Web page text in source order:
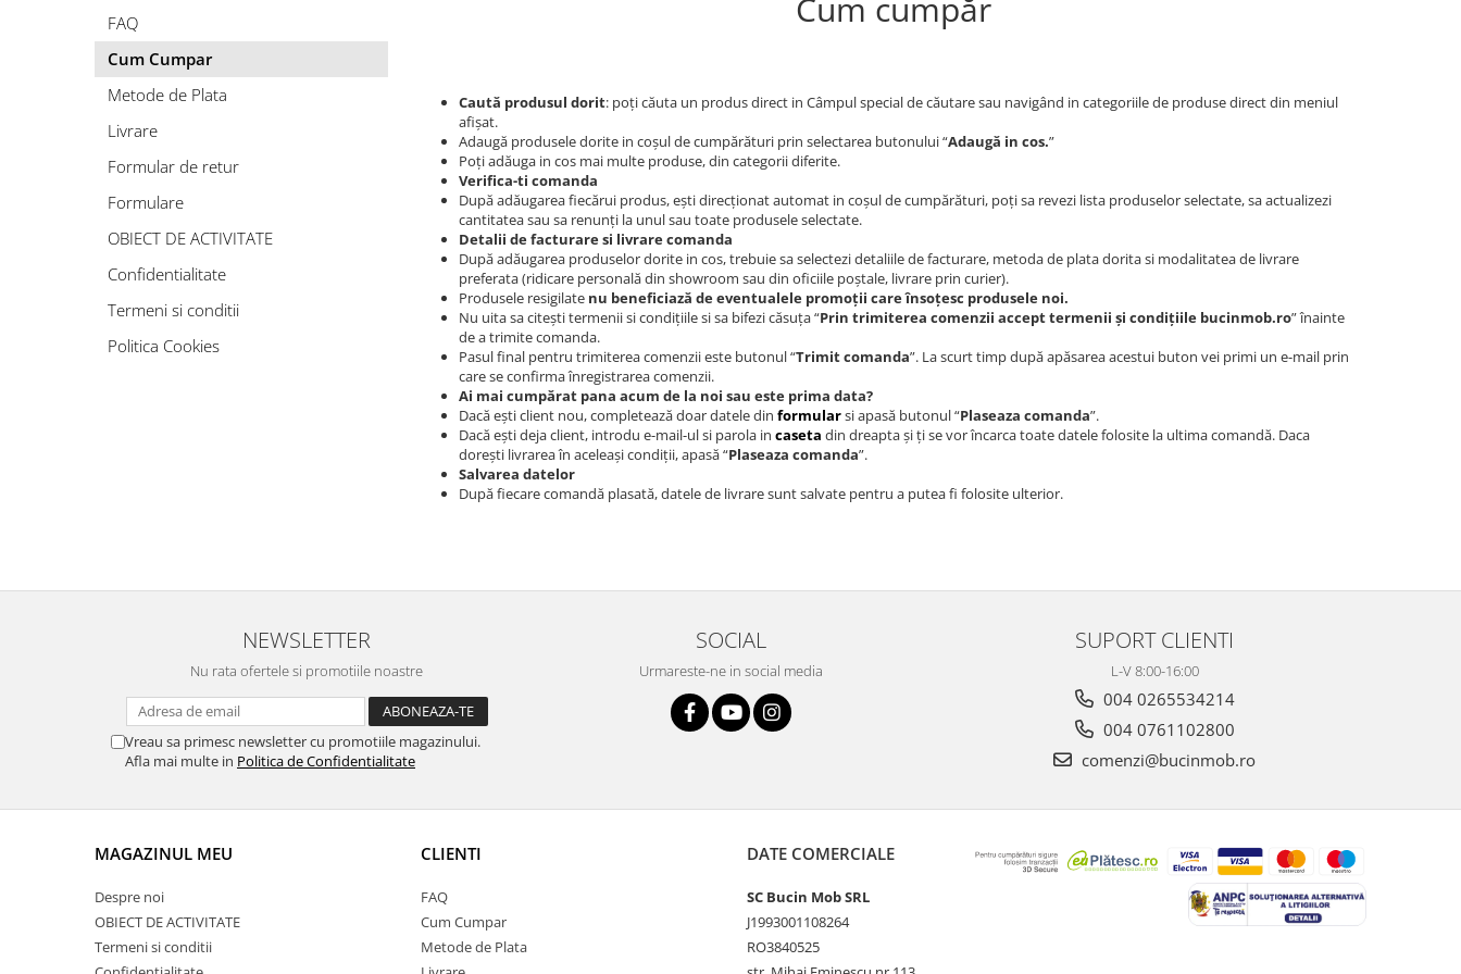
Cum cumpăr
Caută produsul dorit: poți căuta un produs direct in Câmpul special de căutare sau navigând in categoriile de produse direct din meniul
afișat.
Adaugă produsele dorite in coșul de cumpărături prin selectarea butonului “Adaugă in cos.”
Poți adăuga in cos mai multe produse, din categorii diferite.
Verifica-ti comanda
După adăugarea fiecărui produs, ești direcționat automat in coșul de cumpărături, poți sa revezi lista produselor selectate, sa actualizezi
cantitatea sau sa renunți la unul sau toate produsele selectate.
Detalii de facturare si livrare comanda
După adăugarea produselor dorite in cos, trebuie sa selectezi detaliile de facturare, metoda de plata dorita si modalitatea de livrare
preferata (ridicare personală din showroom sau din oficiile poștale, livrare prin curier).
Produsele resigilate nu beneficiază de eventualele promoții care însoțesc produsele noi.
Nu uita sa citești termenii si condițiile si sa bifezi căsuța “Prin trimiterea comenzii accept termenii și condițiile bucinmob.ro” înainte
de a trimite comanda.
Pasul final pentru trimiterea comenzii este butonul “Trimit comanda”. La scurt timp după apăsarea acestui buton vei primi un e-mail prin
care se confirma înregistrarea comenzii.
Ai mai cumpărat pana acum de la noi sau este prima data?
Dacă ești client nou, completează doar datele din formularsi apasă butonul “Plaseaza comanda”.
Dacă ești deja client, introdu e-mail-ul si parola in caseta din dreapta și ți se vor încarca toate datele folosite la ultima comandă. Daca
dorești livrarea în aceleași condiții, apasă “Plaseaza comanda”.
Salvarea datelor
După fiecare comandă plasată, datele de livrare sunt salvate pentru a putea fi folosite ulterior.
FAQ
Cum Cumpar
Metode de Plata
Livrare
Formular de retur
Formulare
OBIECT DE ACTIVITATE
Confidentialitate
Termeni si conditii
Politica Cookies
NEWSLETTER
Nu rata ofertele si promotiile noastre
Vreau sa primesc newsletter cu promotiile magazinului.
Afla mai multe in Politica de Confidentialitate
SOCIAL
Urmareste-ne in social media
SUPORT CLIENTI
L-V 8:00-16:00
004 0265534214
004 0761102800
comenzi@bucinmob.ro
MAGAZINUL MEU
Despre noi
OBIECT DE ACTIVITATE
Termeni si conditii
CLIENTI
FAQ
Cum Cumpar
Metode de Plata
DATE COMERCIALE
SC Bucin Mob SRL
J1993001108264
RO3840525